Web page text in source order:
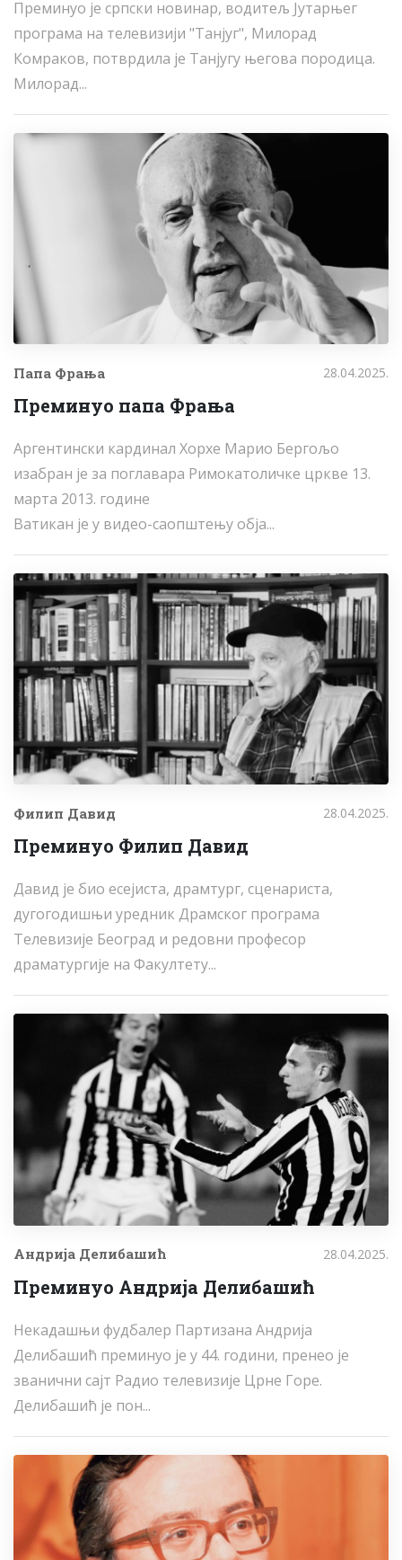
Преминуо је српски новинар, водитељ Јутарњег
програма на телевизији "Танјуг", Милорад
Комраков, потврдила је Танјугу његова породица.
Милорад...
Папа Фрања 28.04.2025.
Преминуо папа Фрања
Аргентински кардинал Хорхе Марио Бергољо
изабран је за поглавара Римокатоличке цркве 13.
марта 2013. године
Ватикан је у видео-саопштењу обја...
Филип Давид 28.04.2025.
Преминуо Филип Давид
Давид је био есејиста, драмтург, сценариста,
дугогодишњи уредник Драмског програма
Телевизије Београд и редовни професор
драматургије на Факултету...
Андрија Делибашић 28.04.2025.
Преминуо Андрија Делибашић
Некадашњи фудбалер Партизана Андрија
Делибашић преминуо је у 44. години, пренео је
званични сајт Радио телевизије Црне Горе.
Делибашић је пон...